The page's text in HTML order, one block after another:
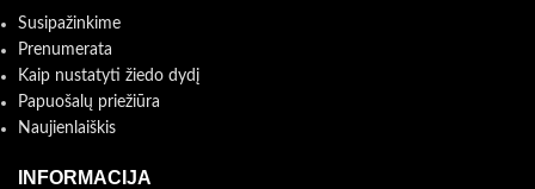
Susipažinkime
Prenumerata
Kaip nustatyti žiedo dydį
Papuošalų priežiūra
Naujienlaiškis
INFORMACIJA